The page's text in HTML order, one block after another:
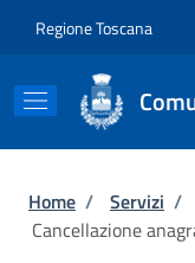
Regione Toscana
Briciole
Home / Servizi /
Cancellazione